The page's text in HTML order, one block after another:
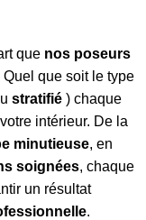
que nos poseurs
que soit le type
stratifié ) chaque
intérieur. De la
minutieuse, en
soignées, chaque
un résultat
.